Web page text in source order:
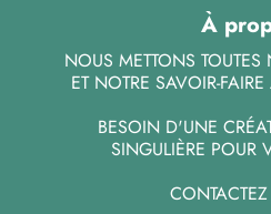
À
NOUS METTONS
ET NOTRE SAVOIR-
BESOIN D'UNE
SINGULIÈRE POUR